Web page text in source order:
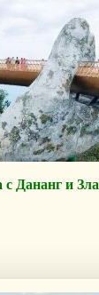
Дананг и